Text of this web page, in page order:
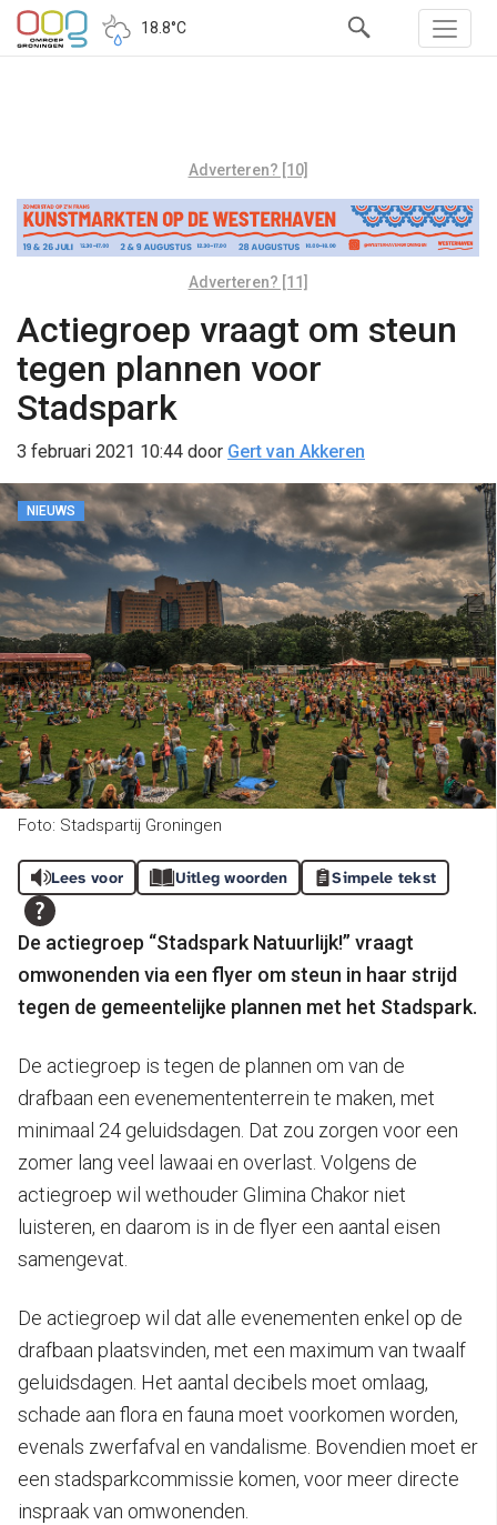
18.8°C
Adverteren? [10]
Adverteren? [11]
Actiegroep vraagt om steun
tegen plannen voor
Stadspark
3 februari 2021 10:44 door Gert van Akkeren
NIEUWS
Foto: Stadspartij Groningen
Lees voor Uitleg woorden Simpele tekst
De actiegroep “Stadspark Natuurlijk!” vraagt
omwonenden via een flyer om steun in haar strijd
tegen de gemeentelijke plannen met het Stadspark.
De actiegroep is tegen de plannen om van de
drafbaan een evenemententerrein te maken, met
minimaal 24 geluidsdagen. Dat zou zorgen voor een
zomer lang veel lawaai en overlast. Volgens de
actiegroep wil wethouder Glimina Chakor niet
luisteren, en daarom is in de flyer een aantal eisen
samengevat.
De actiegroep wil dat alle evenementen enkel op de
drafbaan plaatsvinden, met een maximum van twaalf
geluidsdagen. Het aantal decibels moet omlaag,
schade aan flora en fauna moet voorkomen worden,
evenals zwerfafval en vandalisme. Bovendien moet er
een stadsparkcommissie komen, voor meer directe
inspraak van omwonenden.